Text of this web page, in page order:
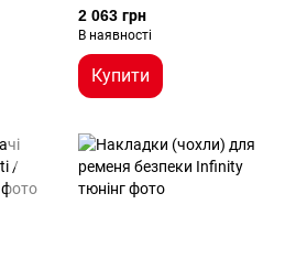
QX70 EX FX M25
2 063 грн
В наявності
Купити